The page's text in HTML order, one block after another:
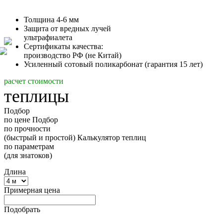
Толщина 4-6 мм
Защита от вредных лучей
ультрафиалета
Сертификаты качества:
производство РФ (не Китай)
Усиленный сотовый поликарбонат (гарантия 15 лет)
расчет стоимости
теплицы
Подбор
по цене Подбор
по прочности
(быстрый и простой) Калькулятор теплиц
по параметрам
(для знатоков)
Длина
Примерная цена
Подобрать